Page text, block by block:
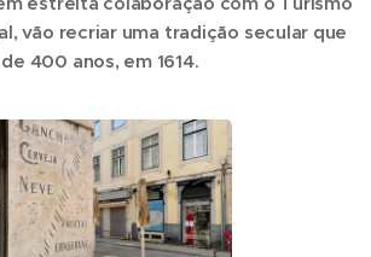
vão recriar uma tradição secular que
400 anos, em 1614.